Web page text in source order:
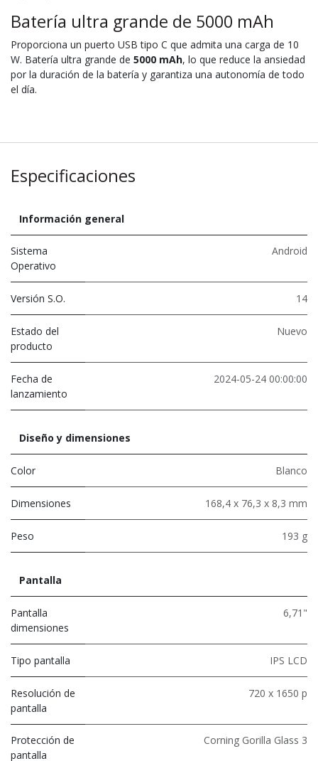
Batería ultra grande de 5000 mAh
Proporciona un puerto USB tipo C que admita una carga de 10
W. Batería ultra grande de 5000 mAh, lo que reduce la ansiedad
por la duración de la batería y garantiza una autonomía de todo
el día.
Especificaciones
Información general
Sistema
Operativo
Android
Versión S.O. 14
Estado del
producto
Nuevo
Fecha de
lanzamiento
2024-05-24 00:00:00
Diseño y dimensiones
Color Blanco
Dimensiones 168,4 x 76,3 x 8,3 mm
Peso 193 g
Pantalla
Pantalla
dimensiones
6,71"
Tipo pantalla IPS LCD
Resolución de
pantalla
720 x 1650 p
Protección de
pantalla
Corning Gorilla Glass 3